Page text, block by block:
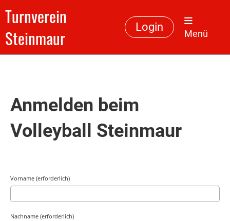
Turnverein
Steinmaur
Login
Menü
Anmelden beim
Volleyball Steinmaur
Vorname (erforderlich)
Nachname (erforderlich)